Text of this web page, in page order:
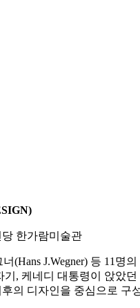
한가람미술관
(Hans J.Wegner) 등 11
, 케네디 대통령이 앉았
의 디자인을 중심으로 구